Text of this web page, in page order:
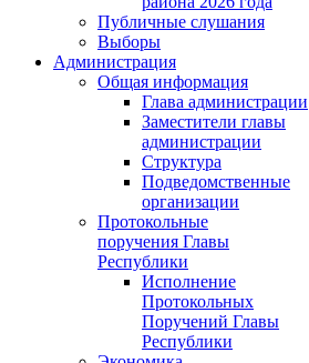
Публичные слушания
Выборы
Администрация
Общая информация
Глава администрации
Заместители главы
администрации
Структура
Подведомственные
организации
Протокольные
поручения Главы
Республики
Исполнение
Протокольных
Поручений Главы
Республики